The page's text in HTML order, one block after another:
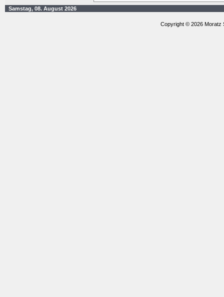
Samstag, 08. August 2026
Copyright © 2026 Moratz